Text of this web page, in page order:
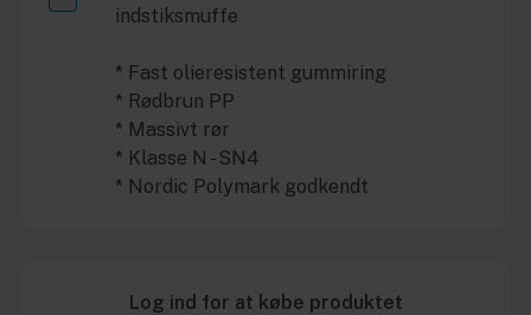
indstiksmuffe
* Fast olieresistent gummiring
* Rødbrun PP
* Massivt rør
* Klasse N - SN4
* Nordic Polymark godkendt
Log ind for at købe produktet